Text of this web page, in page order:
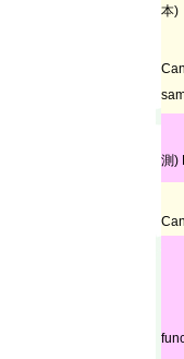
本)
測)